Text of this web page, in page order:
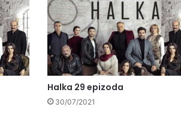
Halka 29 epizoda
30/07/2021